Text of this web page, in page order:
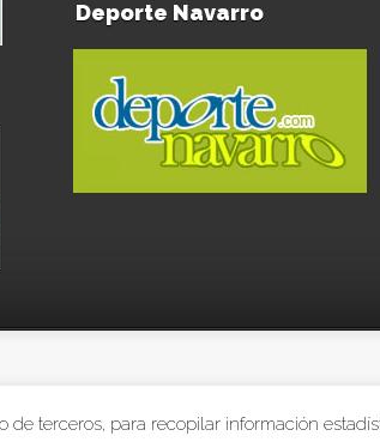
Deporte Navarro
de terceros, para recopilar información